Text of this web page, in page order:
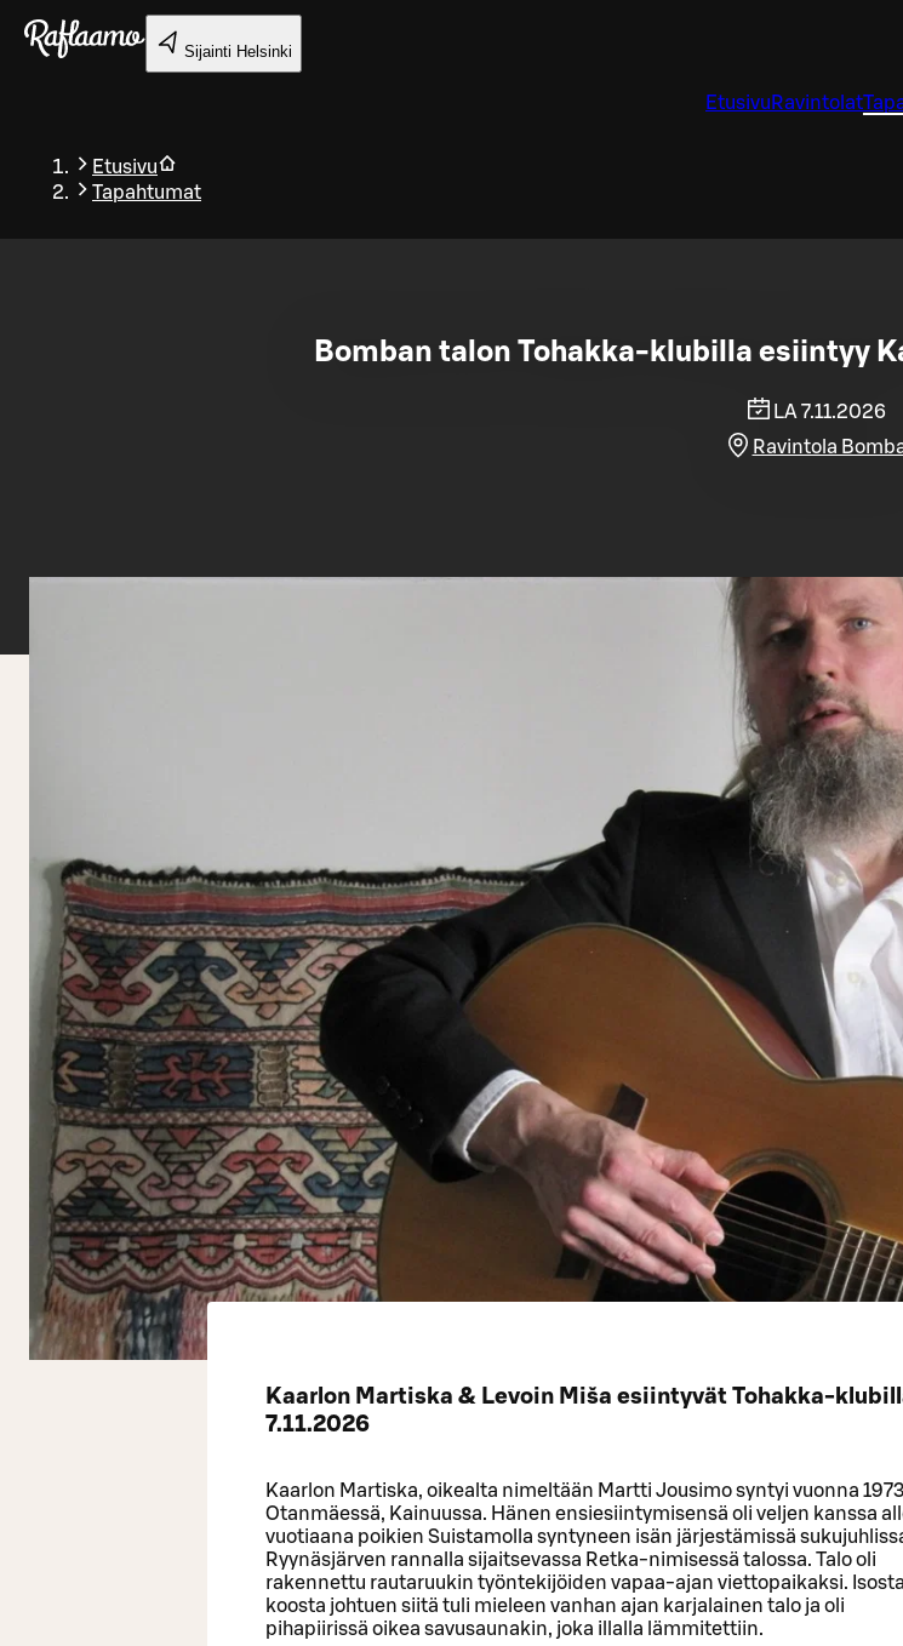
Siirry pääsisältöön
Sijainti Helsinki
Etusivu Ravintolat
Etusivu
Tapahtumat
Takaisin
Bomban talon Tohakka-klubilla esiintyy
LA 7.11.2026
Ravintola
Kaarlon Martiska & Levoin Miša esiintyvät Tohakka-
7.11.2026
Kaarlon Martiska, oikealta nimeltään Martti Jousimo syntyi vuonna 1973
Otanmäessä, Kainuussa. Hänen ensiesiintymisensä oli veljen kanssa
vuotiaana poikien Suistamolla syntyneen isän järjestämissä
Ryynäsjärven rannalla sijaitsevassa Retka-nimisessä talossa. Talo oli
rakennettu rautaruukin työntekijöiden vapaa-ajan viettopaikaksi. Isosta
koosta johtuen siitä tuli mieleen vanhan ajan karjalainen talo ja oli
pihapiirissä oikea savusaunakin, joka illalla lämmitettiin.